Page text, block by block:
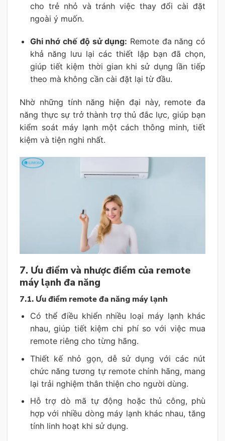
cho trẻ nhỏ và tránh việc thay đổi cài đặt
ngoài ý muốn.
Ghi nhớ chế độ sử dụng: Remote đa năng có
khả năng lưu lại các thiết lập bạn đã chọn,
giúp tiết kiệm thời gian khi sử dụng lần tiếp
theo mà không cần cài đặt lại từ đầu.
Nhờ những tính năng hiện đại này, remote đa
năng thực sự trở thành trợ thủ đắc lực, giúp bạn
kiểm soát máy lạnh một cách thông minh, tiết
kiệm và tiện nghi nhất.
7. Ưu điểm và nhược điểm của remote
máy lạnh đa năng
7.1. Ưu điểm remote đa năng máy lạnh
Có thể điều khiển nhiều loại máy lạnh khác
nhau, giúp tiết kiệm chi phí so với việc mua
remote riêng cho từng hãng.
Thiết kế nhỏ gọn, dễ sử dụng với các nút
chức năng tương tự remote chính hãng, mang
lại trải nghiệm thân thiện cho người dùng.
Hỗ trợ dò mã tự động hoặc thủ công, phù
hợp với nhiều dòng máy lạnh khác nhau, tăng
tính linh hoạt khi sử dụng.